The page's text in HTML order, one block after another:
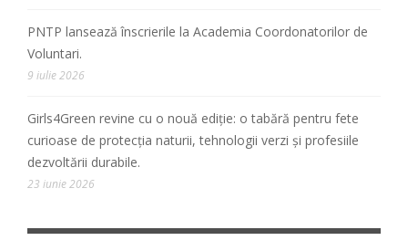
PNTP lansează înscrierile la Academia Coordonatorilor de
Voluntari.
9 iulie 2026
Girls4Green revine cu o nouă ediție: o tabără pentru fete
curioase de protecția naturii, tehnologii verzi și profesiile
dezvoltării durabile.
23 iunie 2026